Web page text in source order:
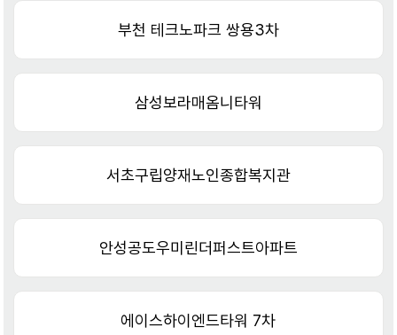
부천 테크노파크 쌍용3차
삼성보라매옴니타워
서초구립양재노인종합복지관
안성공도우미린더퍼스트아파트
에이스하이엔드타워 7차